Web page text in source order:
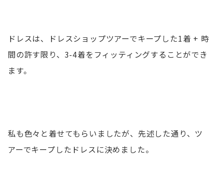
ドレスは、ドレスショップツアーでキープした1着 + 時
間の許す限り、3-4着をフィッティングすることができ
ます。
私も色々と着せてもらいましたが、先述した通り、ツ
アーでキープしたドレスに決めました。